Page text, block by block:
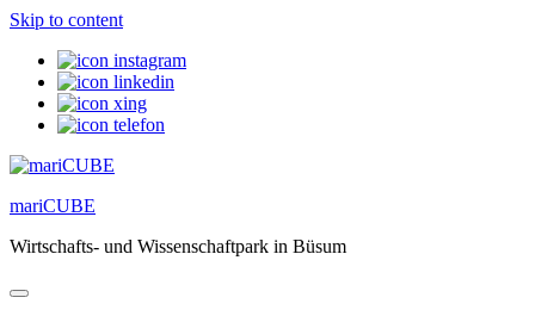
Skip to content
mariCUBE
Wirtschafts- und Wissenschaftpark in Büsum